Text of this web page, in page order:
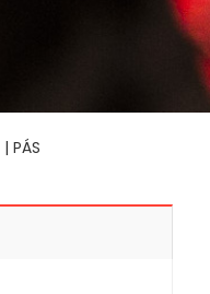
| PÁS